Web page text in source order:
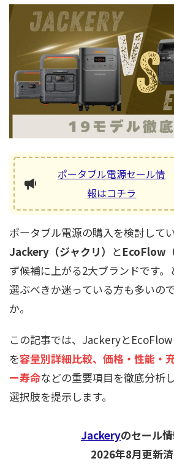
ポータブル電源セール情
報はコチラ
ポータブル電源の購入を検討して
Jackery（ジャクリ） とEcoFlow
ず候補に上がる2大ブランドです
選ぶべきか迷っている方も多いの
か。
この記事では、Jackeryと
を容量別詳細比較、 価格・性能・
ー寿命などの重要項目を徹底分析
選択肢を提示します。
Jackeryのセール
2026年8月更新